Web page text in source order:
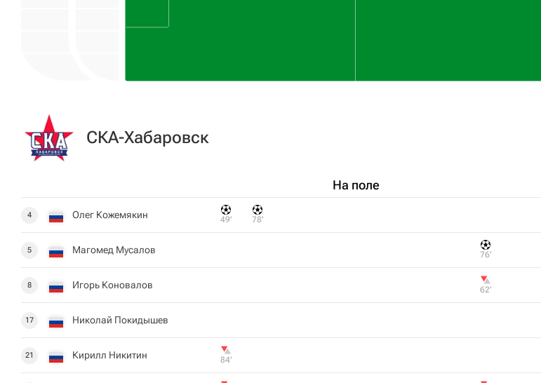
СКА-Хабаровск
На поле
4 Олег Кожемякин 49‎’‎ 78‎’‎
5 Магомед Мусалов
8 Игорь Коновалов
17 Николай Покидышев
21 Кирилл Никитин 84‎’‎
76‎’‎
62‎’‎